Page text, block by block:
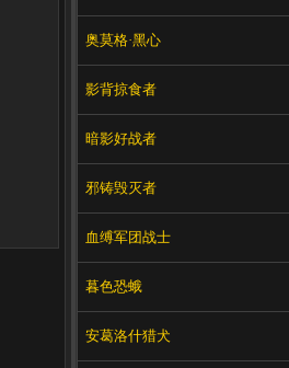
奥莫格·黑心
影背掠食者
暗影好战者
邪铸毁灭者
血缚军团战士
暮色恐蛾
安葛洛什猎犬